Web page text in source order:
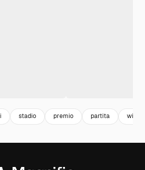
stadio premio partita